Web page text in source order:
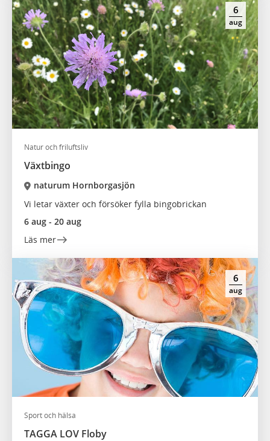
6
aug
Natur och friluftsliv
Växtbingo
naturum Hornborgasjön
Vi letar växter och försöker fylla bingobrickan
6 aug - 20 aug
Läs mer
6
aug
Sport och hälsa
TAGGA LOV Floby